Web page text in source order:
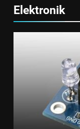
Elektronik